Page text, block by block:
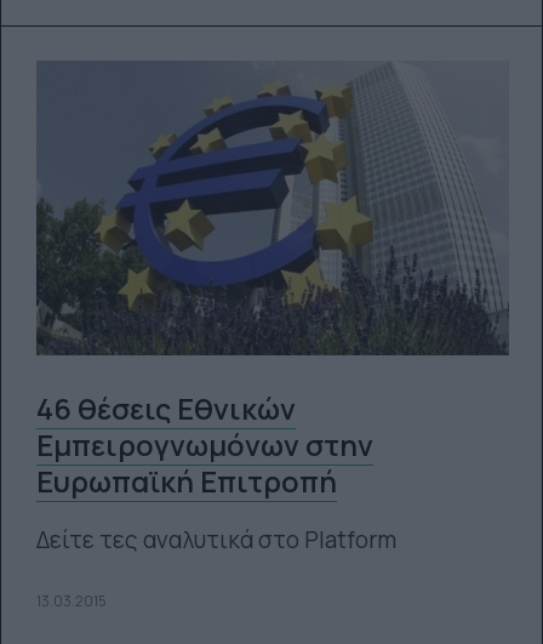
46 θέσεις Εθνικών
Εμπειρογνωμόνων στην
Ευρωπαϊκή Επιτροπή
Δείτε τες αναλυτικά στο Platform
13.03.2015